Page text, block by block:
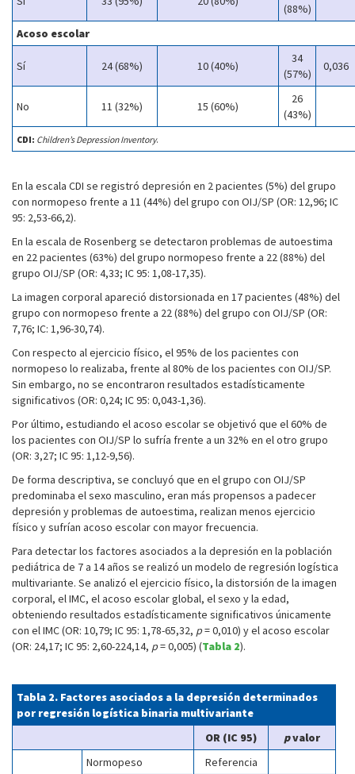
(88%)
Acoso escolar
Sí 24 (68%) 10 (40%)
34
(57%)
0,036
No 11 (32%) 15 (60%)
26
(43%)
CDI: Children’s Depression Inventory.
En la escala CDI se registró depresión en 2 pacientes (5%) del grupo
con normopeso frente a 11 (44%) del grupo con OIJ/SP (OR: 12,96; IC
95: 2,53-66,2).
En la escala de Rosenberg se detectaron problemas de autoestima
en 22 pacientes (63%) del grupo normopeso frente a 22 (88%) del
grupo OIJ/SP (OR: 4,33; IC 95: 1,08-17,35).
La imagen corporal apareció distorsionada en 17 pacientes (48%) del
grupo con normopeso frente a 22 (88%) del grupo con OIJ/SP (OR:
7,76; IC: 1,96-30,74).
Con respecto al ejercicio físico, el 95% de los pacientes con
normopeso lo realizaba, frente al 80% de los pacientes con OIJ/SP.
Sin embargo, no se encontraron resultados estadísticamente
significativos (OR: 0,24; IC 95: 0,043-1,36).
Por último, estudiando el acoso escolar se objetivó que el 60% de
los pacientes con OIJ/SP lo sufría frente a un 32% en el otro grupo
(OR: 3,27; IC 95: 1,12-9,56).
De forma descriptiva, se concluyó que en el grupo con OIJ/SP
predominaba el sexo masculino, eran más propensos a padecer
depresión y problemas de autoestima, realizan menos ejercicio
físico y sufrían acoso escolar con mayor frecuencia.
Para detectar los factores asociados a la depresión en la población
pediátrica de 7 a 14 años se realizó un modelo de regresión logística
multivariante. Se analizó el ejercicio físico, la distorsión de la imagen
corporal, el IMC, el acoso escolar global, el sexo y la edad,
obteniendo resultados estadísticamente significativos únicamente
con el IMC (OR: 10,79; IC 95: 1,78-65,32, p= 0,010) y el acoso escolar
(OR: 24,17; IC 95: 2,60-224,14, p= 0,005) (Tabla 2).
Tabla 2. Factores asociados a la depresión determinados
por regresión logística binaria multivariante
OR (IC 95)
pvalor
Normopeso Referencia